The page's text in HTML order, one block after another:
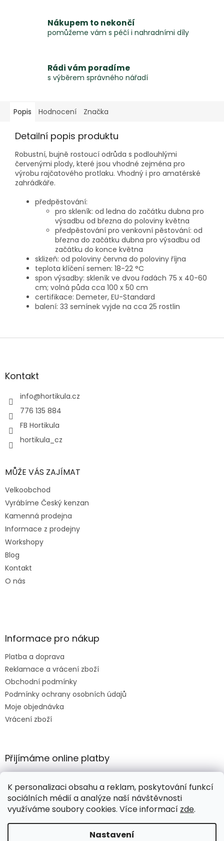
K personalizaci obsahu a reklam, poskytování funkcí
sociálních médií a analýze naší návštěvnosti
využíváme soubory cookies. Více informací zde.
Nastavení
Nákupem to nekončí
pomůžeme vám s péčí i nahradními díly
Rádi vám poradíme
s výběrem správného nářadí
Popis Hodnocení Značka
Detailní popis produktu
Robustní, bujně rostoucí odrůda s podlouhlými
červenými plody, které jsou vhodné zejména pro
výrobu rajčatového protlaku. Vhodný i pro amatérské
zahrádkáře.
předpěstování:
pro skleník: od ledna do začátku dubna pro
výsadbu od března do poloviny května
předpěstování pro venkovní pěstování: od
března do začátku dubna pro výsadbu od
začátku do konce května
sklizeň: od poloviny června do poloviny října
teplota klíčení semen: 18-22 °C
spon výsadby: skleník ve dvou řadách 75 x 40-60
cm; volná půda cca 100 x 50 cm
certifikace: Demeter, EU-Standard
balení: 33 semínek vyjde na cca 25 rostlin
Z
aKontakt
info@hortikula.cz
776 135 884
FB Hortikula
hortikula_cz
MŮŽE VÁS ZAJÍMAT
Velkoobchod
Vyrábíme Český kenzan
Kamenná prodejna
Informace z prodejny
Workshopy
Blog
Kontakt
O nás
Informace pro nákup
Platba a doprava
Reklamace a vrácení zboží
Obchodní podmínky
Podmínky ochrany osobních údajů
Moje objednávka
Vrácení zboží
Přijímáme online platby
Vytvořil Shoptet